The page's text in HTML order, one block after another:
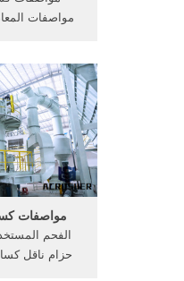
كساره
كسارات ذروة
على الانترنت]
لتر - orioloingeu. More
مواصفات
الفحم